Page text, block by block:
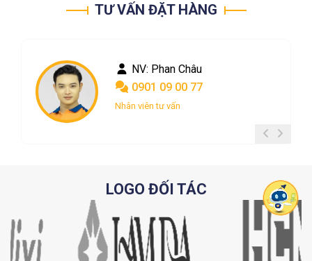
TƯ VẤN ĐẶT HÀNG
NV: Phan Châu
0901 09 00 77
Nhân viên tư vấn
NV: Nguyễn Ngọc
0367 048 004
Nhân viên tư vấn
LOGO ĐỐI TÁC